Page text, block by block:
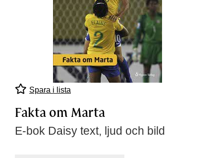
Spara i lista
Fakta om Marta
E-bok Daisy text, ljud och bild